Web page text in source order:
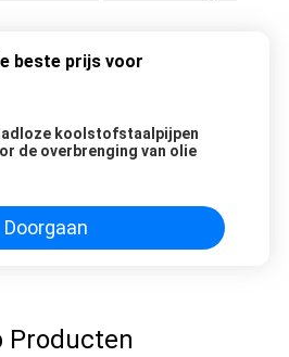
long sessions. Highly
Pico 4's visual clarity is fantastic
the IPD correctly. The manual
smooth, and finding that sweet
sessions. Highly recommend
to set it up properly!""The Pico
No more eye strain during long
beste prijs voor
koolstofstaalpijpen
de overbrenging van olie
Doorgaan
Producten